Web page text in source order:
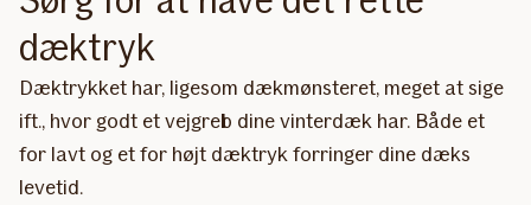
dæktryk
Dæktrykket har, ligesom dækmønsteret, meget at sige
ift., hvor godt et vejgreb dine vinterdæk har. Både et
for lavt og et for højt dæktryk forringer dine dæks
levetid.